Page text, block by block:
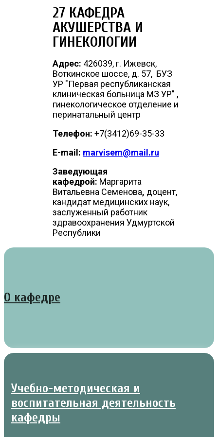
27 КАФЕДРА
АКУШЕРСТВА И
ГИНЕКОЛОГИИ
Адрес: 426039, г. Ижевск,
Воткинское шоссе, д. 57, БУЗ
УР "Первая республиканская
клиническая больница МЗ УР" ,
гинекологическое отделение и
перинатальный центр
Телефон: +7(3412)69-35-33
E-mail: marvisem@mail.ru
Заведующая
кафедрой: Маргарита
Витальевна Семенова, доцент,
кандидат медицинских наук,
заслуженный работник
здравоохранения Удмуртской
Республики
О кафедре
Учебно-методическая и
воспитательная деятельность
кафедры